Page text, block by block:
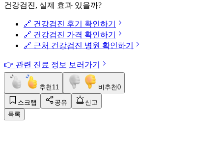
건강검진, 실제 효과 있을까?
🔗 건강검진 후기 확인하기
🔗 건강검진 가격 확인하기
🔗 근처 건강검진 병원 확인하기
👉 관련 진료 정보 보러가기
추천 11 비추천0
스크랩 공유
신고
목록